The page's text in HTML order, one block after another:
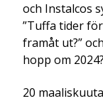
och Instalcos
”Tuffa tider
framåt ut?”
hopp om
20